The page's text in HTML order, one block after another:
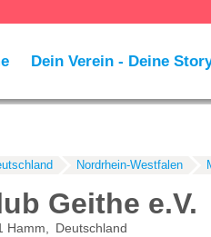
Dein Verein - Deine
Nordrhein-Westfalen
Geithe e.V.
Hamm Deutschland